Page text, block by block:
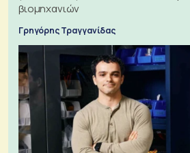
βιομηχανιών
Γρηγόρης Τραγγανίδας